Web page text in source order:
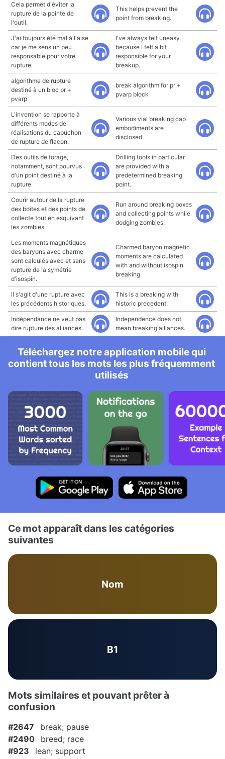
Cela permet d'éviter la
rupture de la pointe de
l'outil.
This helps prevent the
point from breaking.
J'ai toujours été mal à l'aise
car je me sens un peu
responsable pour votre
rupture.
I've always felt uneasy
because I felt a bit
responsible for your
breakup.
algorithme de rupture
destiné à un bloc pr +
pvarp
break algorithm for pr +
pvarp block
L'invention se rapporte à
différents modes de
réalisations du capuchon
de rupture de flacon.
Various vial breaking cap
embodiments are
disclosed.
Des outils de forage,
notamment, sont pourvus
d'un point destiné à la
rupture.
Drilling tools in particular
are provided with a
predetermined breaking
point.
Courir autour de la rupture
des boîtes et des points de
collecte tout en esquivant
les zombies.
Run around breaking boxes
and collecting points while
dodging zombies.
Les moments magnétiques
des baryons avec charme
sont calculés avec et sans
rupture de la symétrie
d'isospin.
Charmed baryon magnetic
moments are calculated
with and without isospin
breaking.
Il s'agit d'une rupture avec
les précédents historiques.
This is a breaking with
historic precedent.
Indépendance ne veut pas
dire rupture des alliances.
Independence does not
mean breaking alliances.
Téléchargez notre application mobile qui
contient tous les mots les plus fréquemment
utilisés
Ce mot apparaît dans les catégories
suivantes
Nom
B1
Mots similaires et pouvant prêter à
confusion
#2647
break; pause
#2490
breed; race
#923
lean; support